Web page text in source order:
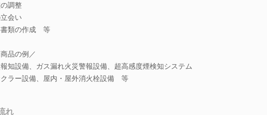
調整
会い
類の作成 等
品の例／
知設備、ガス漏れ火災警報設備、超高感度煙検知システム
ラー設備、屋内・屋外消火栓設備 等
れ